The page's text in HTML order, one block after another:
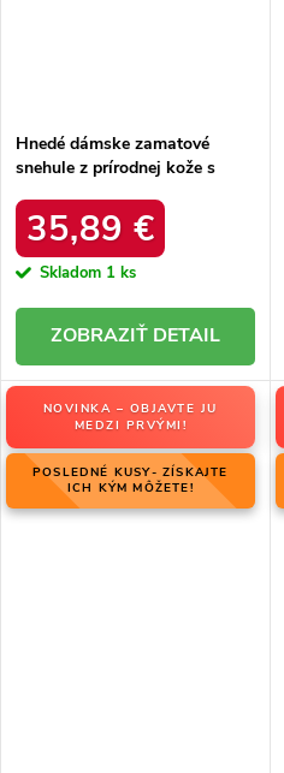
Hnedé dámske zamatové
snehule z prírodnej kože s
produktu W5821 COFFEE
35,89 €
Skladom 1 ks
DETAIL
NOVINKA – OBJAVTE JU
MEDZI PRVÝMI!
POSLEDNÉ KUSY- ZÍSKAJTE
ICH KÝM MÔŽETE!